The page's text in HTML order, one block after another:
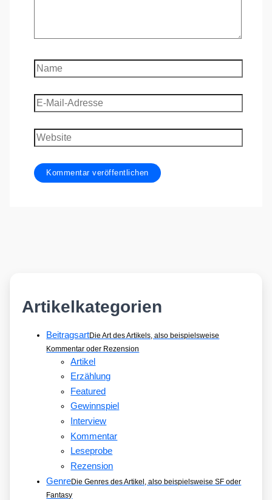
Name
E-
Mail-
Adresse
Website
Artikelkategorien
BeitragsartDie Art des Artikels, also beispielsweise
Kommentar oder Rezension
Artikel
Erzählung
Featured
Gewinnspiel
Interview
Kommentar
Leseprobe
Rezension
GenreDie Genres des Artikel, also beispielsweise SF oder
Fantasy